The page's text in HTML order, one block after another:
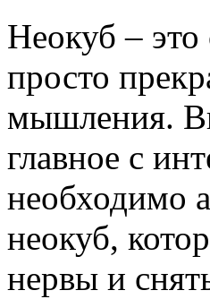
Неокуб –
просто
мышления.
главное с
необходимо
неокуб,
нервы и